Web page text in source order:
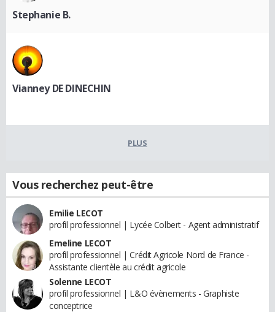
Stephanie B.
Vianney DE DINECHIN
PLUS
Vous recherchez peut-être
Emilie LECOT
profil professionnel | Lycée Colbert - Agent administratif
Emeline LECOT
profil professionnel | Crédit Agricole Nord de France -
Assistante clientèle au crédit agricole
Solenne LECOT
profil professionnel | L&O évènements - Graphiste
conceptrice